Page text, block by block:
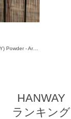
【日傘】ハンウェイ (HANWAY) Powder - Artificial Color（パウダー - アーティフィシャル・カラー） 雨の日OK 遮光 遮熱 日本製 UV 晴雨兼用暑さ対策
HANWAY
ランキング